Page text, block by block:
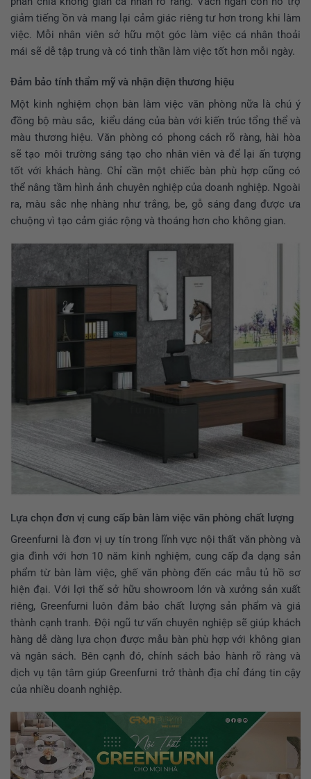
giảm tiếng ồn và mang lại cảm giác riêng tư hơn trong khi làm
việc. Mỗi nhân viên sở hữu một góc làm việc cá nhân thoải
mái sẽ dễ tập trung và có tinh thần làm việc tốt hơn mỗi ngày.
Đảm bảo tính thẩm mỹ và nhận diện thương hiệu
Một kinh nghiệm chọn bàn làm việc văn phòng nữa là chú ý
đồng bộ màu sắc, kiểu dáng của bàn với kiến trúc tổng thể và
màu thương hiệu. Văn phòng có phong cách rõ ràng, hài hòa
sẽ tạo môi trường sáng tạo cho nhân viên và để lại ấn tượng
tốt với khách hàng. Chỉ cần một chiếc bàn phù hợp cũng có
thể nâng tầm hình ảnh chuyên nghiệp của doanh nghiệp. Ngoài
ra, màu sắc nhẹ nhàng như trắng, be, gỗ sáng đang được ưa
chuộng vì tạo cảm giác rộng và thoáng hơn cho không gian.
Lựa chọn đơn vị cung cấp bàn làm việc văn phòng chất lượng
Greenfurni là đơn vị uy tín trong lĩnh vực nội thất văn phòng và
gia đình với hơn 10 năm kinh nghiệm, cung cấp đa dạng sản
phẩm từ bàn làm việc, ghế văn phòng đến các mẫu tủ hồ sơ
hiện đại. Với lợi thế sở hữu showroom lớn và xưởng sản xuất
riêng, Greenfurni luôn đảm bảo chất lượng sản phẩm và giá
thành cạnh tranh. Đội ngũ tư vấn chuyên nghiệp sẽ giúp khách
hàng dễ dàng lựa chọn được mẫu bàn phù hợp với không gian
và ngân sách. Bên cạnh đó, chính sách bảo hành rõ ràng và
dịch vụ tận tâm giúp Greenfurni trở thành địa chỉ đáng tin cậy
của nhiều doanh nghiệp.